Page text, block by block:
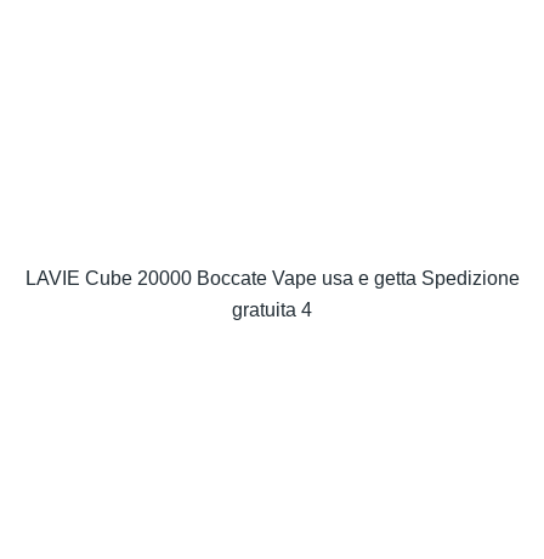
LAVIE Cube 20000 Boccate Vape usa e getta Spedizione
gratuita 4